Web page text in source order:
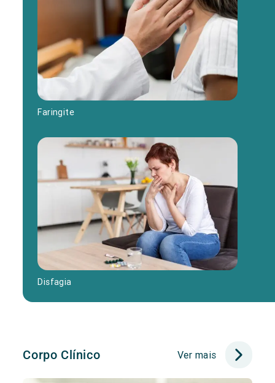
Faringite
Disfagia
Corpo Clínico Ver mais